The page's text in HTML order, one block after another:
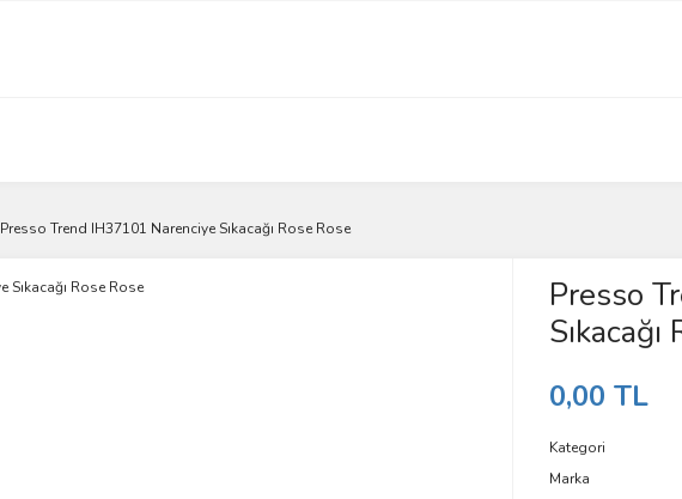
Presso Trend IH37101 Narenciye Sıkacağı Rose Rose
Presso
0,00 TL
Kategori
Marka